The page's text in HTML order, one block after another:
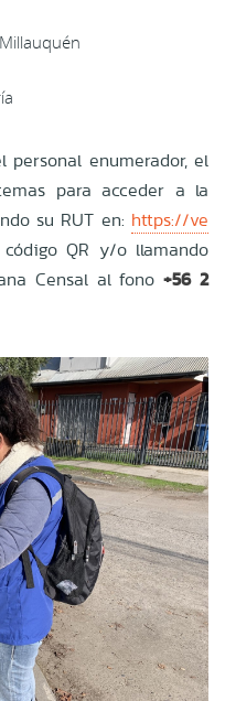
personal enumerador, el
para acceder a la
su RUT en: https://ve
QR y/o llamando
Censal al fono+56 2